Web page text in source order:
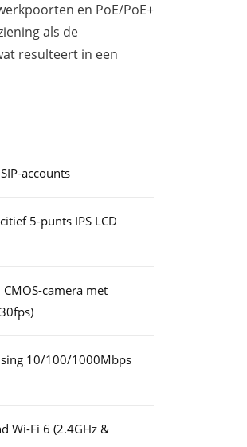
en PoE/PoE+
als de
resulteert in een
accounts
5-punts IPS LCD
camera met
10/100/1000Mbps
Wi-Fi 6 (2.4GHz &